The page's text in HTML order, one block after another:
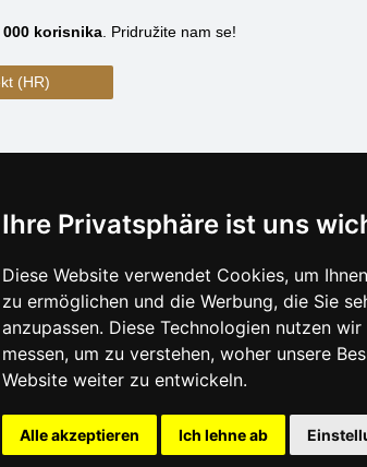
Ihre Privatsphäre ist uns
Diese Website verwendet Cookies, um
zu ermöglichen und die Werbung, die Sie
anzupassen. Diese Technologien nutzen
messen, um zu verstehen, woher unsere
Website weiter zu entwickeln.
Alle akzeptieren Ich lehne ab
000 korisnika Pridružite nam se!
(HR)
Lastminute Istrien